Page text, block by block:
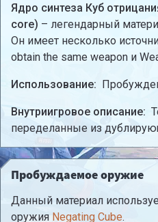
Ядро синтеза Куб
core) – легендарный
Он имеет несколько
obtain the same weapon и
Использование:
Внутриигровое описание:
переделанные из
Пробуждаемое оружие
Данный материал
оружия Negating Cube.